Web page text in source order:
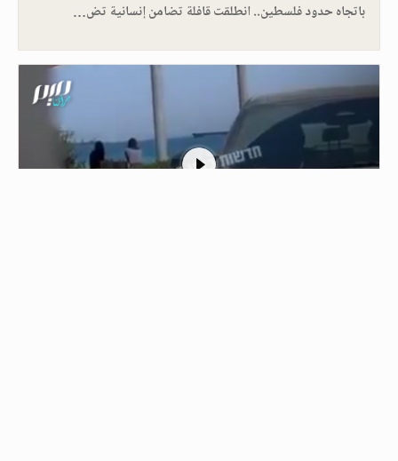
باتجاه حدود فلسطين.. انطلقت قافلة تضامن إنسانية تض…